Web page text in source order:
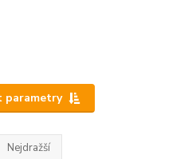
parametry
Nejdražší